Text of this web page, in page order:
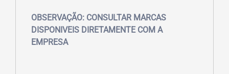
OBSERVAÇÃO: CONSULTAR MARCAS
DISPONIVEIS DIRETAMENTE COM A
EMPRESA